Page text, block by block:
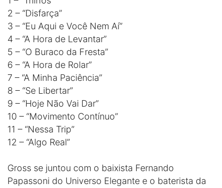
2 – “Disfarça”
3 – “Eu Aqui e Você Nem Aí”
4 – “A Hora de Levantar”
5 – “O Buraco da Fresta”
6 – “A Hora de Rolar”
7 – “A Minha Paciência”
8 – “Se Libertar”
9 – “Hoje Não Vai Dar”
10 – “Movimento Contínuo”
11 – “Nessa Trip”
12 – “Algo Real”
Gross se juntou com o baixista Fernando
Papassoni do Universo Elegante e o baterista da